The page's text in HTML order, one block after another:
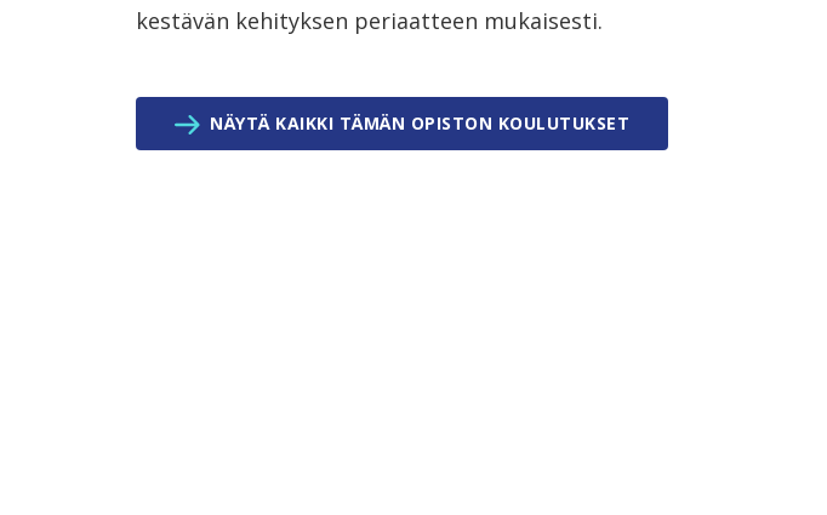
kestävän kehityksen periaatteen mukaisesti.
NÄYTÄ KAIKKI TÄMÄN OPISTON KOULUTUKSET